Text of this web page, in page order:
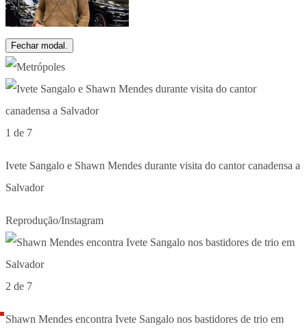
Fechar modal.
1 de 7
Ivete Sangalo e Shawn Mendes durante visita do cantor canadensa a
Salvador
Reprodução/Instagram
2 de 7
Shawn Mendes encontra Ivete Sangalo nos bastidores de trio em